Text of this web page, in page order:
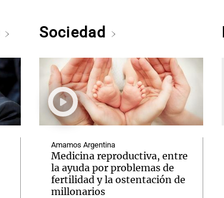
Sociedad
Amamos Argentina
Medicina reproductiva, entre
la ayuda por problemas de
fertilidad y la ostentación de
millonarios